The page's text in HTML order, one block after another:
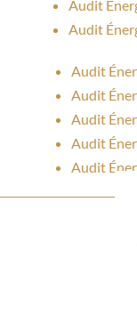
Audit
Audit
Audit
Audit
Audit
Audit
Audit